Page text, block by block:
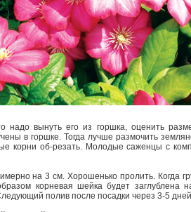
надо вынуть его из горшка, оценить
в горшке. Тогда лучше размочить
корни об-резать. Молодые саженцы с
на 3 см. Хорошенько пролить. Когда
корневая шейка будет заглублена
полив после посадки через 3-5